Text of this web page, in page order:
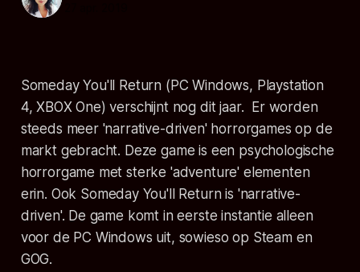
Someday You'll Return (PC Windows, Playstation
4, XBOX One) verschijnt nog dit jaar. Er worden
steeds meer 'narrative-driven' horrorgames op de
markt gebracht. Deze game is een psychologische
horrorgame met sterke 'adventure' elementen
erin. Ook Someday You'll Returnis 'narrative-
driven'. De game komt in eerste instantie alleen
voor de PC Windows uit, sowieso op Steam en
GOG.